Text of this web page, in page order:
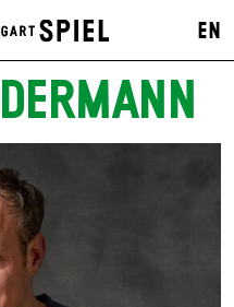
EN